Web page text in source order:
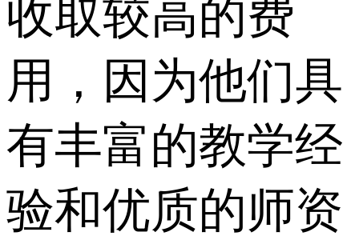
收取较高的费
用，因为他们具
有丰富的教学经
验和优质的师资